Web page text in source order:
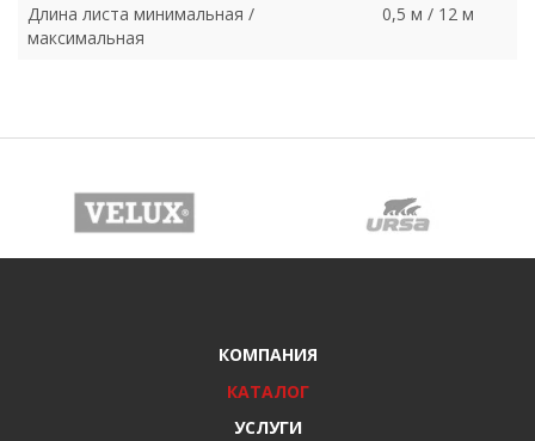
Длина листа минимальная /
максимальная
0,5 м / 12 м
КОМПАНИЯ
КАТАЛОГ
УСЛУГИ